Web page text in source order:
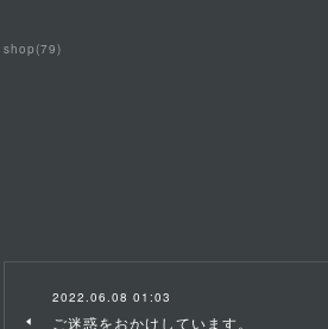
shop (79)
2022.06.08 01:03
ご迷惑をおかけしています。